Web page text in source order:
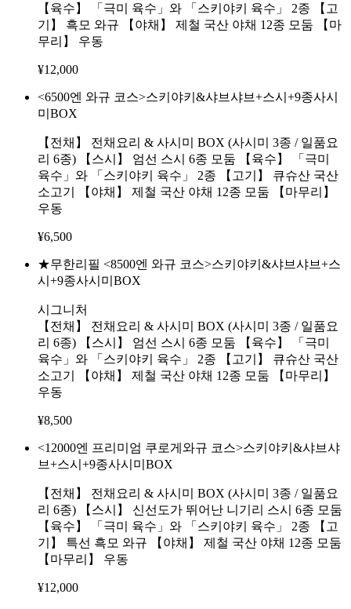
【육수】 「극미 육수」와 「스키야키 육수」 2종 【고
기】 흑모 와규 【야채】 제철 국산 야채 12종 모둠 【마
무리】 우동
¥12,000
<6500엔 와규 코스>스키야키&샤브샤브+스시+9종사시
미BOX
【전채】 전채요리 & 사시미 BOX (사시미 3종 / 일품요
리 6종) 【스시】 엄선 스시 6종 모둠 【육수】 「극미
육수」와 「스키야키 육수」 2종 【고기】 큐슈산 국산
소고기 【야채】 제철 국산 야채 12종 모둠 【마무리】
우동
¥6,500
★무한리필 <8500엔 와규 코스>스키야키&샤브샤브+스
시+9종사시미BOX
시그니처
【전채】 전채요리 & 사시미 BOX (사시미 3종 / 일품요
리 6종) 【스시】 엄선 스시 6종 모둠 【육수】 「극미
육수」와 「스키야키 육수」 2종 【고기】 큐슈산 국산
소고기 【야채】 제철 국산 야채 12종 모둠 【마무리】
우동
¥8,500
<12000엔 프리미엄 쿠로게와규 코스>스키야키&샤브샤
브+스시+9종사시미BOX
【전채】 전채요리 & 사시미 BOX (사시미 3종 / 일품요
리 6종) 【스시】 신선도가 뛰어난 니기리 스시 6종 모둠
【육수】 「극미 육수」와 「스키야키 육수」 2종 【고
기】 특선 흑모 와규 【야채】 제철 국산 야채 12종 모둠
【마무리】 우동
¥12,000